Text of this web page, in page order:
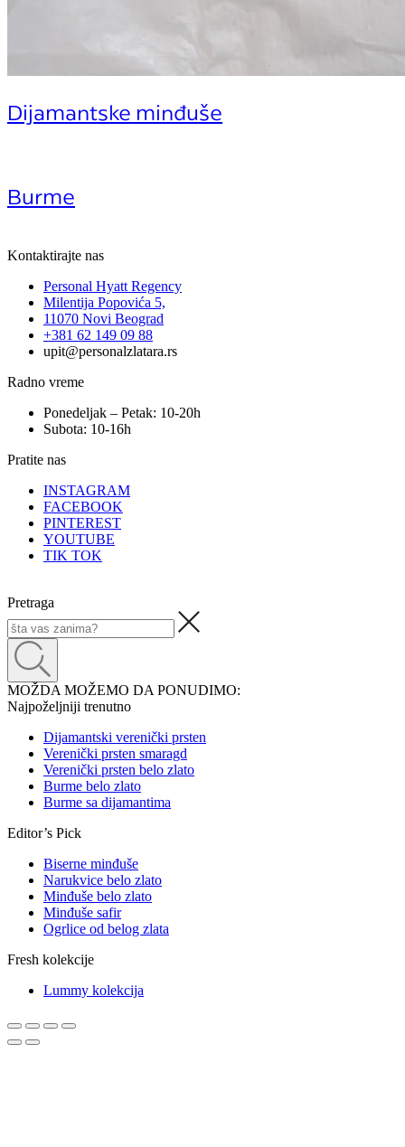
Dijamantske minđuše
Burme
Kontaktirajte nas
Personal Hyatt Regency
Milentija Popovića 5,
11070 Novi Beograd
+381 62 149 09 88
upit@personalzlatara.rs
Radno vreme
Ponedeljak – Petak: 10-20h
Subota: 10-16h
Pratite nas
INSTAGRAM
FACEBOOK
PINTEREST
YOUTUBE
TIK TOK
Pretraga
MOŽDA MOŽEMO DA PONUDIMO:
Najpoželjniji trenutno
Dijamantski verenički prsten
Verenički prsten smaragd
Verenički prsten belo zlato
Burme belo zlato
Burme sa dijamantima
Editor’s Pick
Biserne minđuše
Narukvice belo zlato
Minđuše belo zlato
Minđuše safir
Ogrlice od belog zlata
Fresh kolekcije
Lummy kolekcija